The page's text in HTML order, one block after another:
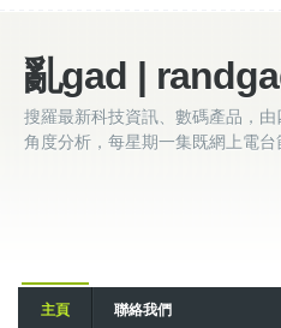
亂gad |
搜羅最新科技資訊、數碼產品，
角度分析，每星期一集既網上電台
主頁 聯絡我們